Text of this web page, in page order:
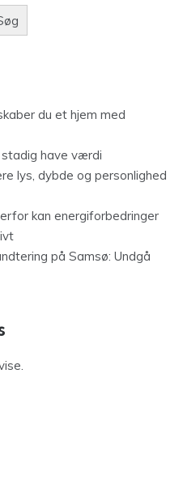
du et hjem med
have værdi
lys, dybde og personlighed
kan energiforbedringer
på Samsø: Undgå